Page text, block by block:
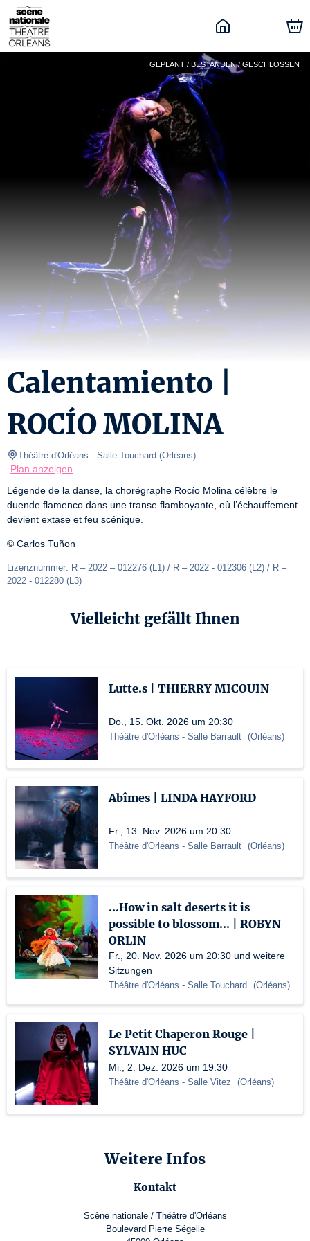
GEPLANT / BESTANDEN / GESCHLOSSEN
Calentamiento |
ROCÍO MOLINA
Théâtre d'Orléans - Salle Touchard (Orléans)
Plan anzeigen
Légende de la danse, la chorégraphe Rocío Molina célèbre le
duende flamenco dans une transe flamboyante, où l’échauffement
devient extase et feu scénique.
© Carlos Tuñon
Lizenznummer: R – 2022 – 012276 (L1) / R – 2022 - 012306 (L2) / R –
2022 - 012280 (L3)
Vielleicht gefällt Ihnen
Lutte.s | THIERRY MICOUIN
Do., 15. Okt. 2026 um 20:30
Théâtre d'Orléans - Salle Barrault (Orléans)
Abîmes | LINDA HAYFORD
Fr., 13. Nov. 2026 um 20:30
Théâtre d'Orléans - Salle Barrault (Orléans)
...How in salt deserts it is
possible to blossom... | ROBYN
ORLIN
Fr., 20. Nov. 2026 um 20:30 und weitere
Sitzungen
Théâtre d'Orléans - Salle Touchard (Orléans)
Le Petit Chaperon Rouge |
SYLVAIN HUC
Mi., 2. Dez. 2026 um 19:30
Théâtre d'Orléans - Salle Vitez (Orléans)
Weitere Infos
Kontakt
Scène nationale / Théâtre d'Orléans
Boulevard Pierre Ségelle